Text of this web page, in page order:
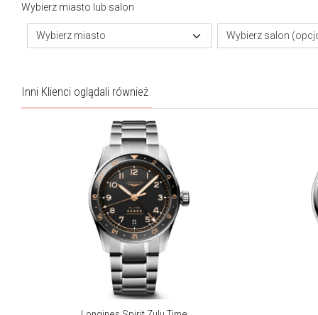
Wybierz miasto lub salon
Wybierz miasto Wybierz salon
Inni Klienci oglądali również